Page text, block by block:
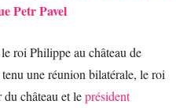
Petr Pavel
roi Philippe au château de
une réunion bilatérale, le roi
château et leprésident